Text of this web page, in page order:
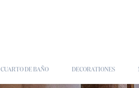
CUARTO DE BAÑO DECORATIONES